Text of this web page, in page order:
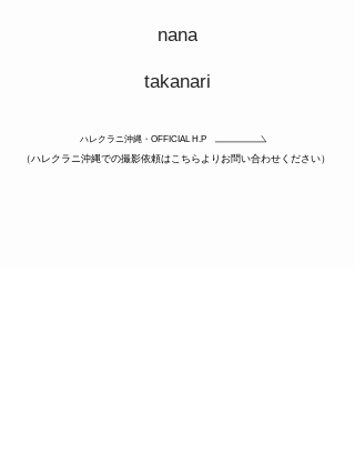
nana
takanari
ハレクラニ沖縄・OFFICIAL H.P
（ハレクラニ沖縄での撮影依頼はこちらよりお問い合わせください）